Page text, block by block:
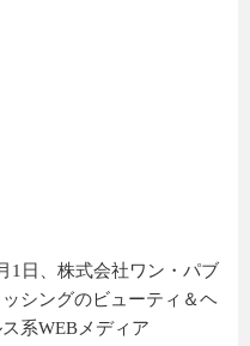
1日、株式会社ワン・パブ
ッシングのビューティ＆ヘ
ス系WEBメディア